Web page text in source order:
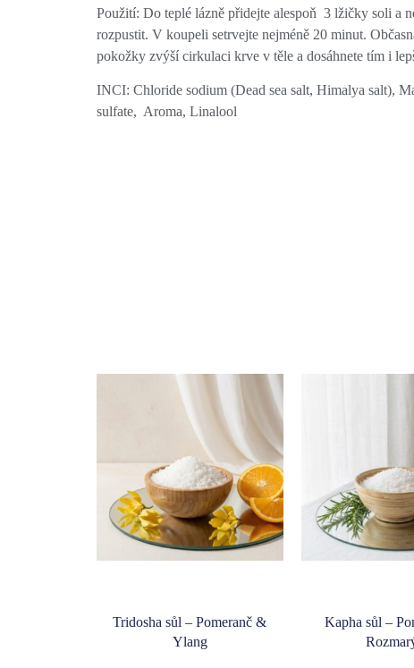
Použití: Do teplé lázně přidejte alespoň 3 lžičky soli a
rozpustit. V koupeli setrvejte nejméně 20 minut.
pokožky zvýší cirkulaci krve v těle a dosáhnete tím i
INCI: Chloride sodium (Dead sea salt, Himalya salt),
sulfate, Aroma, Linalool
Tridosha sůl – Pomeranč &
Ylang
Kapha sůl –